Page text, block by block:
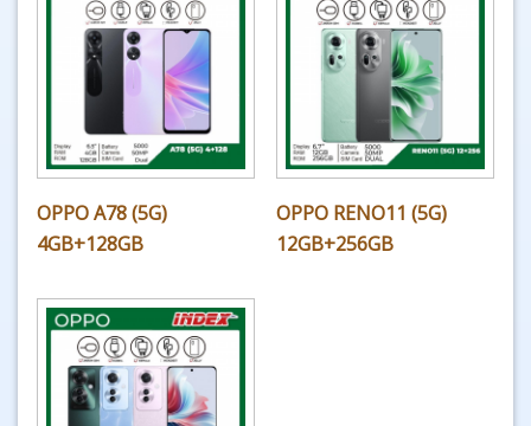
OPPO A78 (5G)
4GB+128GB
OPPO RENO11 (5G)
12GB+256GB